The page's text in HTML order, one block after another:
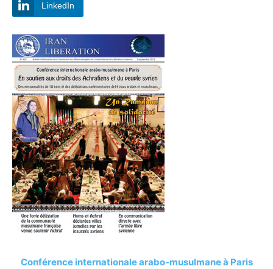
LinkedIn
Conférence internationale arabo-musulmane à Paris